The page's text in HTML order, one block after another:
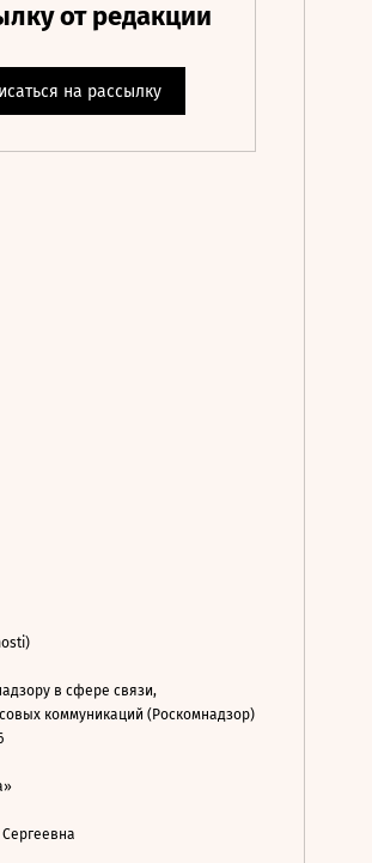
в сфере связи,
коммуникаций (Роскомнадзор)